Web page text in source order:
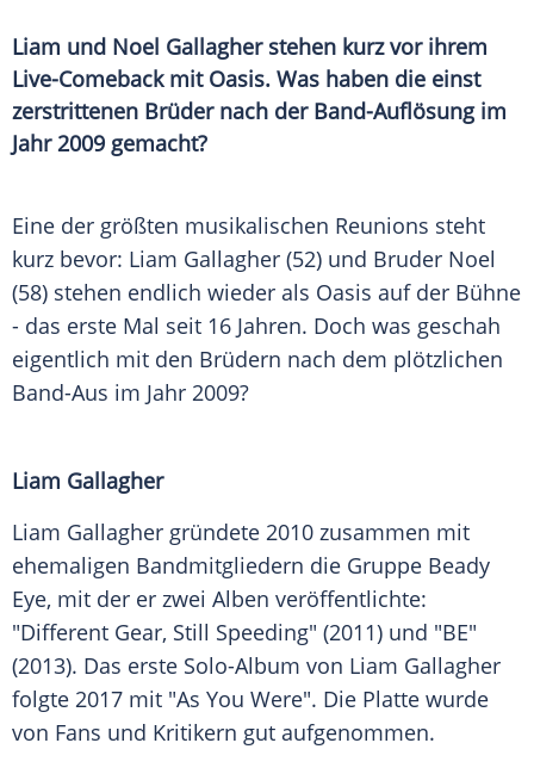
Liam und Noel Gallagher stehen kurz vor ihrem
Live-Comeback mit Oasis. Was haben die einst
zerstrittenen Brüder nach der Band-Auflösung im
Jahr 2009 gemacht?
Eine der größten musikalischen Reunions steht
kurz bevor: Liam Gallagher (52) und Bruder Noel
(58) stehen endlich wieder als Oasis auf der Bühne
- das erste Mal seit 16 Jahren. Doch was geschah
eigentlich mit den Brüdern nach dem plötzlichen
Band-Aus im Jahr 2009?
Liam Gallagher
Liam Gallagher gründete 2010 zusammen mit
ehemaligen Bandmitgliedern die Gruppe Beady
Eye, mit der er zwei Alben veröffentlichte:
"Different Gear, Still Speeding" (2011) und "BE"
(2013). Das erste Solo-Album von Liam Gallagher
folgte 2017 mit "As You Were". Die Platte wurde
von Fans und Kritikern gut aufgenommen.